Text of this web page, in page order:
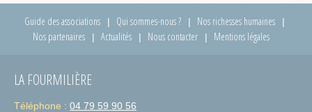
Guide des associations Qui sommes-nous ?
Nos richesses humaines
Nos partenaires
Actualités Nous contacter Mentions légales
LA FOURMILIÈRE
Téléphone : 04 79 59 90 56